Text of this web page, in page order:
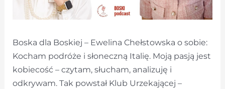
Boska dla Boskiej – Ewelina Chełstowska o sobie:
Kocham podróże i słoneczną Italię. Moją pasją jest
kobiecość – czytam, słucham, analizuję i
odkrywam. Tak powstał Klub Urzekającej –